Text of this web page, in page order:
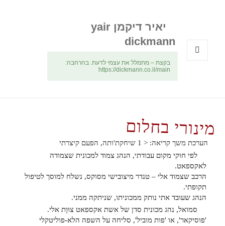
יאיר דיקמן yair
dickmann
בקצת – מתמלל את עצמי לדעת. בהרחבה:
https://dickmann.co.il/main
מינורי בחלום
הערכת משך קריאה: < 1
שיחקת'ותה, הפעם קיצרתי
לפי חוקי מקום עבודתי, הנהג צמוד למכונית שצמודה
לאקספאט.
הרכב שצמוד אלי – טנדר מיצובישי מסוקס, נשלח למוסך לטיפול
תקופתי.
הנהג שעובד אתי נותק ממכוניתו, שניתקה ממני.
סמואל, נהג מכונית סדן של אשת אקספאט צוּוָת אלי.
'פוסיקאר', או 'פות מוביל', סליחה על השפה הלא-פוליטקלי